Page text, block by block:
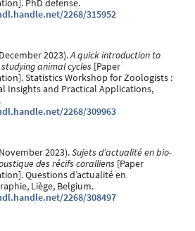
PhD defense.
2268/315952
2023).A quick introduction to
studying animal cycles [Paper
Statistics Workshop for Zoologists :
Insights and Practical Applications,
2268/309963
2023).Sujets d’actualité en bio-
des récifs coralliens [Paper
Questions d’actualité en
Liège, Belgium.
2268/308497